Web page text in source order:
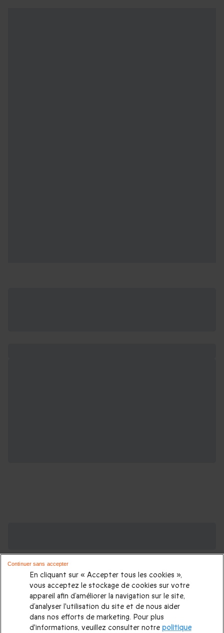
Cadeau anniversaire femme
Coffret cadeau Noël|Cadeau Noël femme|Cadeau Noël
homme|Idée cadeau Femme|Idée cadeau Homme
Cadeau Couple |Cadeaux Fête des Mères |Cadeaux Fête
En cliquant sur « Accepter tous les cookies »,
vous acceptez le stockage de cookies sur votre
appareil afin d’améliorer la navigation sur le site,
d’analyser l'utilisation du site et de nous aider
dans nos efforts de marketing. Pour plus
d'informations, veuillez consulter notre politique
Continuer sans accepter